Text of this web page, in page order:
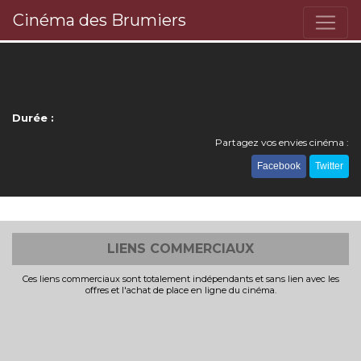
Cinéma des Brumiers
Durée :
Partagez vos envies cinéma :
Facebook Twitter
LIENS COMMERCIAUX
Ces liens commerciaux sont totalement indépendants et sans lien avec les
offres et l'achat de place en ligne du cinéma.